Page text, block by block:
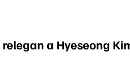
a Hyeseong